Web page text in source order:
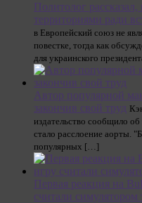
Политолог
территориями ради
в Европейский союз не
повестке, тогда как
для украинского
Автор популярной
закончив свой труд
издательство сообщило
стало расслоение аорты.
популярных […]
Первая реакция на
считали симулятором